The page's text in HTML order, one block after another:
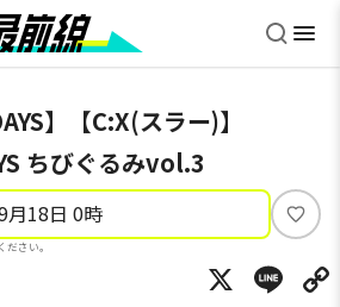
】【C:X(スラー)】
ちびぐるみvol.3
月18日 0時
さい。
い
ね
X